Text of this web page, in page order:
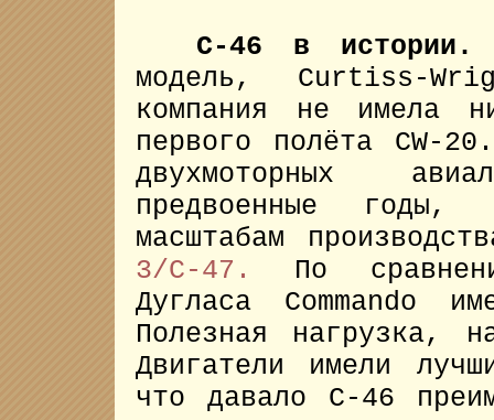
C-46 в истории.
модель, Curtiss-
компания не имела
первого полёта CW-
двухмоторных
предвоенные
масштабам
3/C-47. По
Дугласа Commando
Полезная нагрузка,
Двигатели имели
что давало C-46